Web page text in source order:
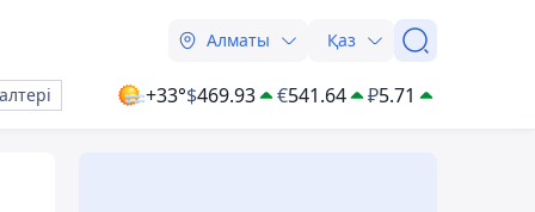
Алматы Қаз
+33°$469.93 €541.64 ₽5.71